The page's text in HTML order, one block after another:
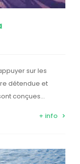
sur les
détendue et
conçues…
+ info